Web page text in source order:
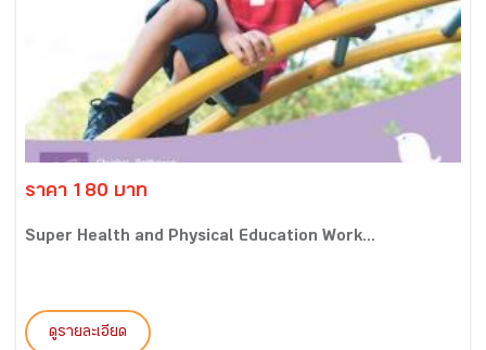
ราคา 180 บาท
Super Health and Physical Education Work...
ดูรายละเอียด